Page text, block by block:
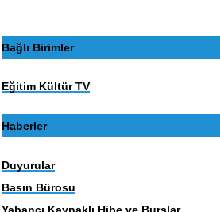
Bağlı Birimler
Eğitim Kültür TV
Haberler
Duyurular
Basın Bürosu
Yabancı Kaynaklı Hibe ve Burslar